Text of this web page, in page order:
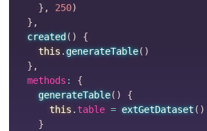
} , 250)
} ,
created ( )
{
this.generateTable( )
} ,
  methods
:
{
generateTable( )
{
this . table = extGetDataset( )
}